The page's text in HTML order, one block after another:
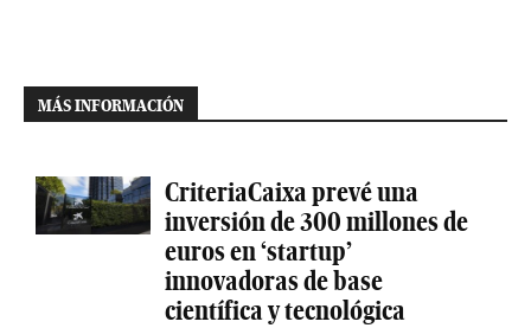
MÁS INFORMACIÓN
CriteriaCaixa prevé una
inversión de 300 millones de
euros en ‘startup’
innovadoras de base
científica y tecnológica